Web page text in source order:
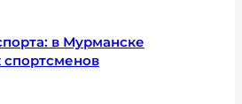
в Мурманске